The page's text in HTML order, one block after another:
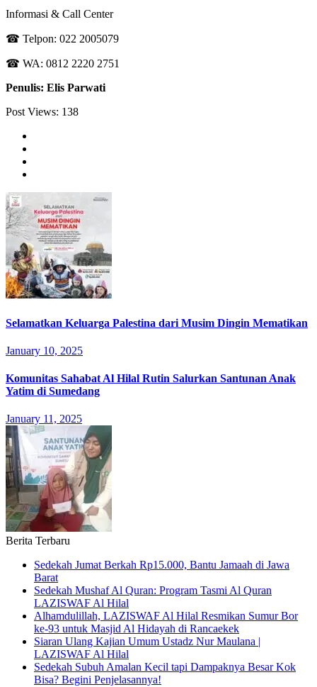
Informasi & Call Center
☎ Telpon: 022 2005079
☎ WA: 0812 2220 2751
Penulis: Elis Parwati
Post Views: 138
Selamatkan Keluarga Palestina dari Musim Dingin Mematikan
January 10, 2025
Komunitas Sahabat Al Hilal Rutin Salurkan Santunan Anak
Yatim di Sumedang
January 11, 2025
Berita Terbaru
Sedekah Jumat Berkah Rp15.000, Bantu Jamaah di Jawa
Barat
Sedekah Mushaf Al Quran: Program Tasmi Al Quran
LAZISWAF Al Hilal
Alhamdulillah, LAZISWAF Al Hilal Resmikan Sumur Bor
ke-93 untuk Masjid Al Hidayah di Rancaekek
Siaran Ulang Kajian Umum Ustadz Nur Maulana |
LAZISWAF Al Hilal
Sedekah Subuh Amalan Kecil tapi Dampaknya Besar Kok
Bisa? Begini Penjelasannya!